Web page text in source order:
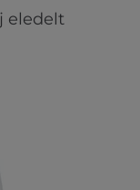
eledelt